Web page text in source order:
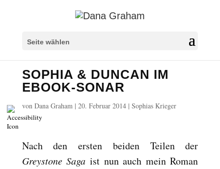
Seite wählen
SOPHIA & DUNCAN IM
EBOOK-SONAR
von Dana Graham| 20. Februar 2014| Sophias Krieger
Nach den ersten beiden Teilen der
Greystone Saga ist nun auch mein Roman
Überschriften markieren
settings
zoom_out Herauszoomen
zoom_in Vergrößern
remove_circle_outline Schrift verkleinern
add_circle_outline
spellcheck Lesbare Schriftart
brightness_high Heller Kontrast